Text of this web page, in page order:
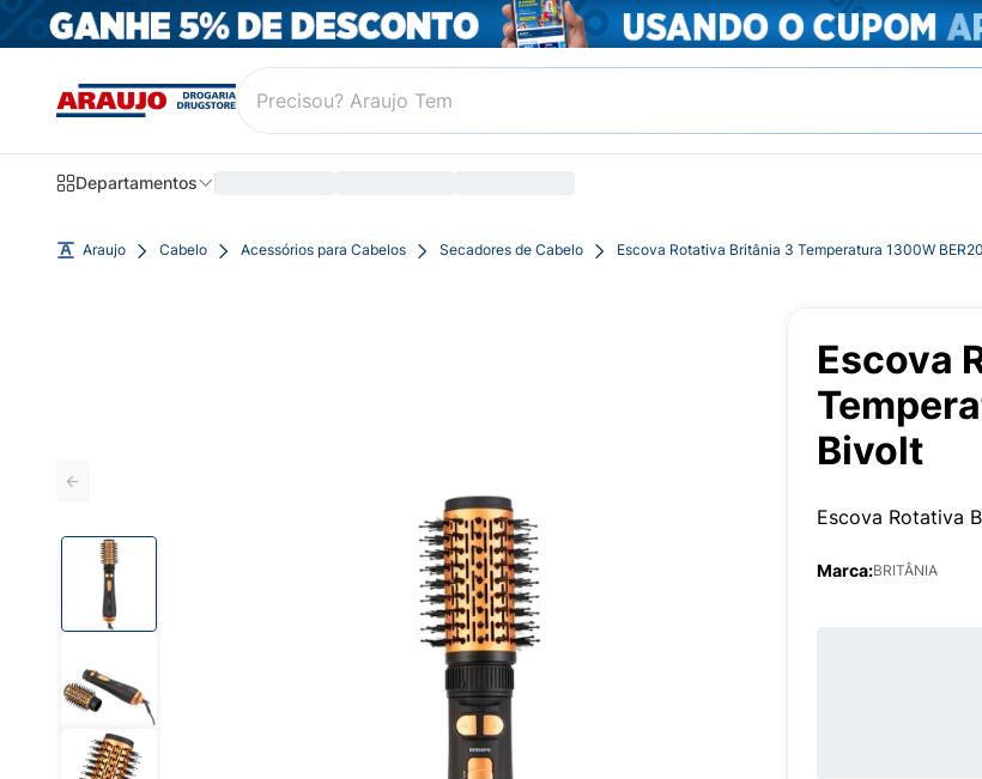
Departamentos
Araujo Cabelo Acessórios para Cabelos Secadores de Cabelo Escova Rotativa Britânia 3 Temperatura 1300W
Escova
Bivolt
Escova Rotativa
Marca:BRITÂNIA